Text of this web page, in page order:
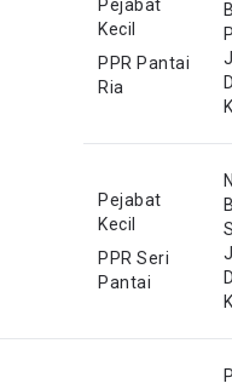
Pejabat
Kecil
PPR Pantai
Ria
Pejabat
Kecil
PPR Seri
Pantai